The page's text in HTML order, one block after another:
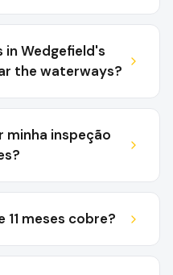
in Wedgefield's
the waterways?
minha inspeção
11 meses cobre?